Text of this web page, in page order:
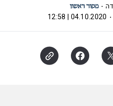
04.10.2020 | 12:58